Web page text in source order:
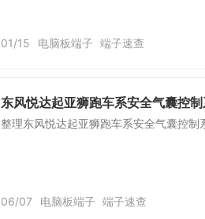
01/15 电脑板端子 端子速查
东风悦达起亚狮跑车系安全气囊控
整理东风悦达起亚狮跑车系安全气囊控制
06/07 电脑板端子 端子速查